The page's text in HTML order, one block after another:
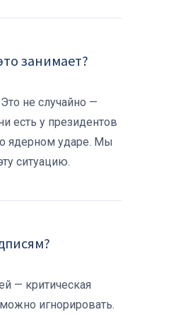
занимает?
не случайно —
есть у президентов
ядерном ударе. Мы
ситуацию.
— критическая
игнорировать.